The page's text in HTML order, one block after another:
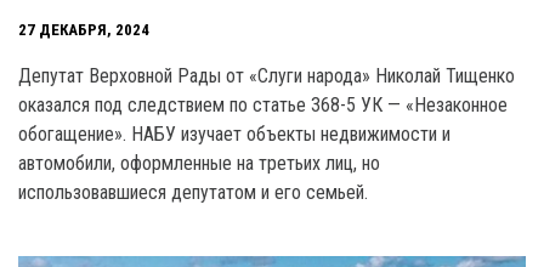
27 ДЕКАБРЯ, 2024
Депутат Верховной Рады от «Слуги народа» Николай Тищенко
оказался под следствием по статье 368-5 УК — «Незаконное
обогащение». НАБУ изучает объекты недвижимости и
автомобили, оформленные на третьих лиц, но
использовавшиеся депутатом и его семьей.